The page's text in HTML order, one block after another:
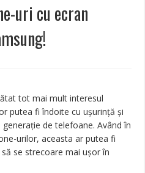
uri cu ecran
tot mai mult interesul
putea fi îndoite cu ușurință și
de telefoane. Având în
urilor, aceasta ar putea fi
se strecoare mai ușor în